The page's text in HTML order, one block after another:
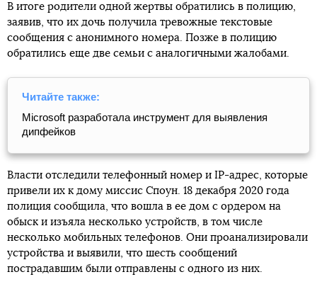
В итоге родители одной жертвы обратились в полицию,
заявив, что их дочь получила тревожные текстовые
сообщения с анонимного номера. Позже в полицию
обратились еще две семьи с аналогичными жалобами.
Читайте также:
Microsoft разработала инструмент для выявления
дипфейков
Власти отследили телефонный номер и IP-адрес, которые
привели их к дому миссис Споун. 18 декабря 2020 года
полиция сообщила, что вошла в ее дом с ордером на
обыск и изъяла несколько устройств, в том числе
несколько мобильных телефонов. Они проанализировали
устройства и выявили, что шесть сообщений
пострадавшим были отправлены с одного из них.